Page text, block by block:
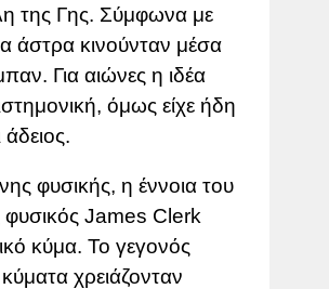
της Γης. Σύμφωνα με
άστρα κινούνταν μέσα
Για αιώνες η ιδέα
όμως είχε ήδη
φυσικής, η έννοια του
James Clerk
κύμα. Το γεγονός
χρειάζονταν